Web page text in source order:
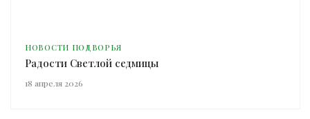
НОВОСТИ ПОДВОРЬЯ
Радости Светлой седмицы
18 апреля 2026